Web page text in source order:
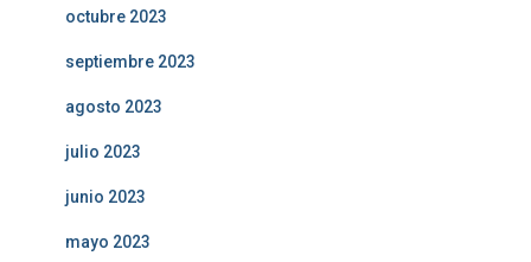
octubre 2023
septiembre 2023
agosto 2023
julio 2023
junio 2023
mayo 2023